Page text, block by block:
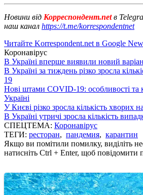
Новини від Корреспондент.netв
наш канал https://t.me/korrespondentnet
Читайте Korrespondent.net в Google
Коронавірус
В Україні вперше виявили новий
В Україні за тиждень різко зросла
19
Нові штами COVID-19: особливості та
Україні
У Києві різко зросла кількість хворих
В Україні утричі зросла кількість
СПЕЦТЕМА: Коронавірус
ТЕГИ: ресторан, пандемия, карантин
Якщо ви помітили помилку, виділіть
натисніть Ctrl + Enter, щоб повідомити